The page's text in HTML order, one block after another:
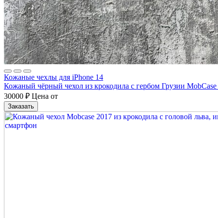
Кожаные чехлы для iPhone 14
Кожаный чёрный чехол из крокодила с гербом Грузии MobCase
30000 ₽ Цена от
Заказать